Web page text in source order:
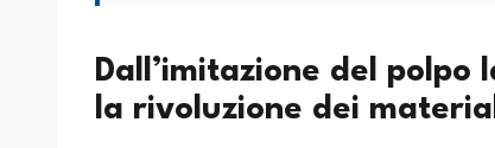
Dall’imitazione del
la rivoluzione dei